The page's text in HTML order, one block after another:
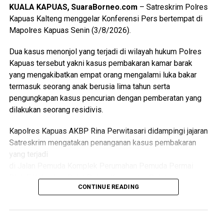
desa puskesmas dan perangkat daerah terkait penanganan
kasus sosial di masyarakat sehingga pelayanan kepada
kelompok rentan dapat dilakukan secara
(Ujg/SB)
Views: 21
Bagikan ke
Messenger 0 Twitter/X 0
KUALA KAPUAS, SuaraBorneo.com – Satreskrim Polres
Kapuas Kalteng menggelar Konferensi Pers bertempat di
Mapolres Kapuas Senin (3/8/2026).
Dua kasus menonjol yang terjadi di wilayah hukum Polres
Kapuas tersebut yakni kasus pembakaran kamar barak
yang mengakibatkan empat orang mengalami luka bakar
termasuk seorang anak berusia lima tahun serta
pengungkapan kasus pencurian dengan pemberatan yang
dilakukan seorang residivis.
Kapolres Kapuas AKBP Rina Perwitasari didampingi jajaran
Satreskrim mengatakan penanganan kasus pembakaran
yang terjadi
Blok F Kelurahan Selat Dalam Kecamatan Selat.
setelah diduga sengaja membakar kamar barak tempat
CONTINUE READING